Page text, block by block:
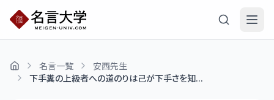
名言一覧
安西先生
下手糞の上級者への道のりは己が下手さを知...